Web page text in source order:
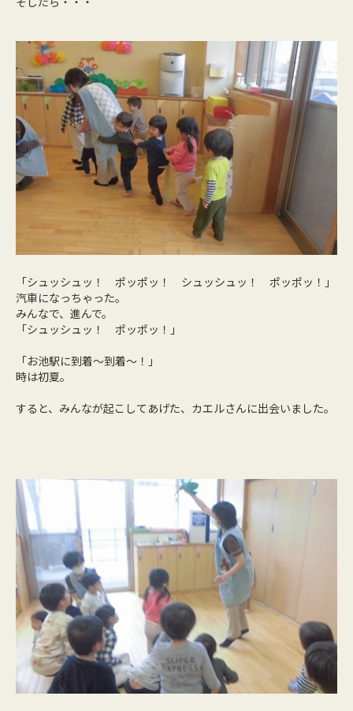
「シュッシュッ！ ポッポッ！ シュッシュッ！ ポッポッ！」
汽車になっちゃった。
みんなで、進んで。
「シュッシュッ！ ポッポッ！」
「お池駅に到着～到着～！」
時は初夏。
すると、みんなが起こしてあげた、カエルさんに出会いました。